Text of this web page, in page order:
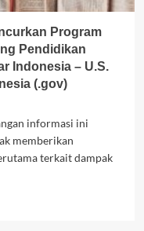
Program
Pendidikan
Indonesia – U.S.
(.gov)
informasi ini
memberikan
terkait dampak